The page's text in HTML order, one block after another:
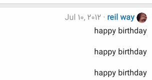
reil way
Jul 10, 2012
happy birthday
happy birthday
happy birthday